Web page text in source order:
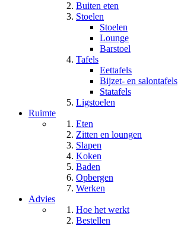
Buiten eten
Stoelen
Stoelen
Lounge
Barstoel
Tafels
Eettafels
Bijzet- en salontafels
Statafels
Ligstoelen
Ruimte
Eten
Zitten en loungen
Slapen
Koken
Baden
Opbergen
Werken
Advies
Hoe het werkt
Bestellen